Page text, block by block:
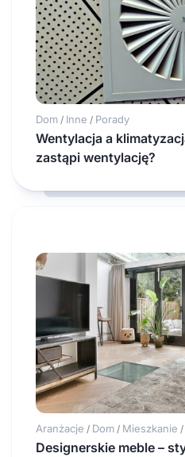
Dom / Inne / Porady
Wentylacja a
zastąpi wentylację?
Aranżacje / Dom / Mieszkanie /
Designerskie meble –